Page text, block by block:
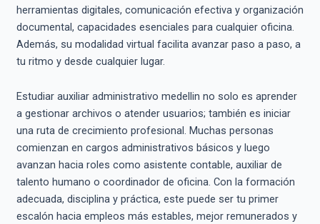
herramientas digitales, comunicación efectiva y organización
documental, capacidades esenciales para cualquier oficina.
Además, su modalidad virtual facilita avanzar paso a paso, a
tu ritmo y desde cualquier lugar.
Estudiar auxiliar administrativo medellin no solo es aprender
a gestionar archivos o atender usuarios; también es iniciar
una ruta de crecimiento profesional. Muchas personas
comienzan en cargos administrativos básicos y luego
avanzan hacia roles como asistente contable, auxiliar de
talento humano o coordinador de oficina. Con la formación
adecuada, disciplina y práctica, este puede ser tu primer
escalón hacia empleos más estables, mejor remunerados y